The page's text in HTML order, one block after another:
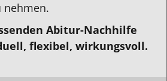
nehmen.
Abitur-Nachhilfe
flexibel, wirkungsvoll.